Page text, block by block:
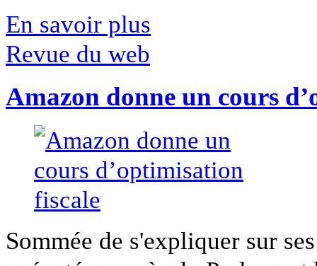
En savoir plus
Revue du web
Amazon donne un cours
Sommée de s'expliquer sur